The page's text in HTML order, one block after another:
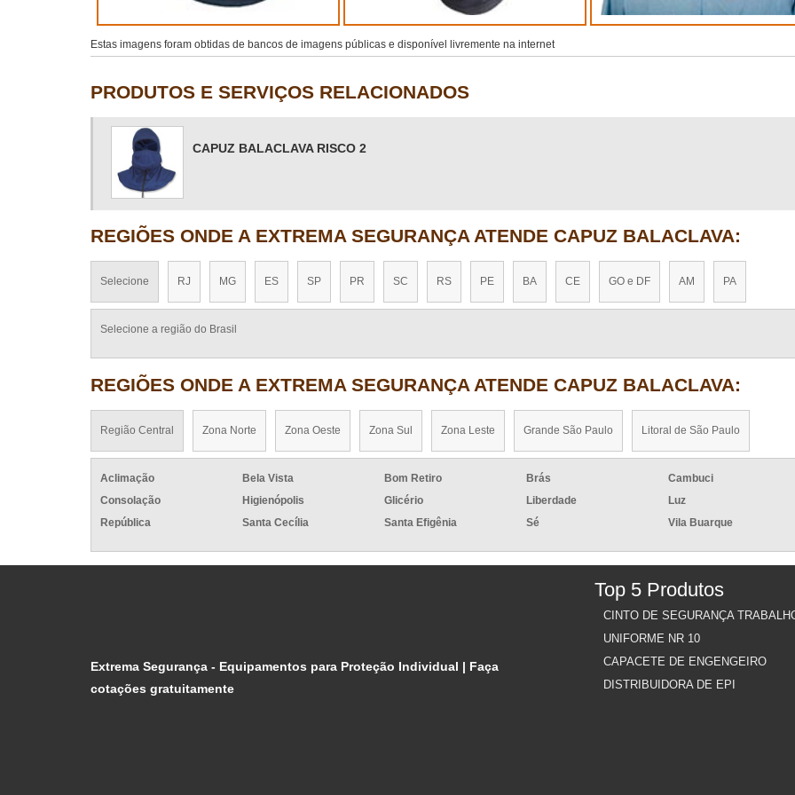
Estas imagens foram obtidas de bancos de imagens públicas e disponível livremente na internet
PRODUTOS E SERVIÇOS RELACIONADOS
CAPUZ BALACLAVA RISCO 2
REGIÕES ONDE A EXTREMA SEGURANÇA ATENDE CAPUZ BALACLAVA:
Selecione RJ MG ES SP PR SC RS PE BA CE GO e DF AM PA
Selecione a região do Brasil
REGIÕES ONDE A EXTREMA SEGURANÇA ATENDE CAPUZ BALACLAVA:
Região Central Zona Norte Zona Oeste Zona Sul Zona Leste Grande São Paulo Litoral de São Paulo
Aclimação Bela Vista Bom Retiro Brás Cambuci
Consolação
Higienópolis Glicério Liberdade Luz
República
Santa Cecília Santa Efigênia Sé Vila Buarque
Extrema Segurança - Equipamentos para Proteção Individual | Faça
cotações gratuitamente
Top 5 Produtos
CINTO DE SEGURANÇA
UNIFORME NR 10
CAPACETE DE ENGENGEIRO
DISTRIBUIDORA DE EPI